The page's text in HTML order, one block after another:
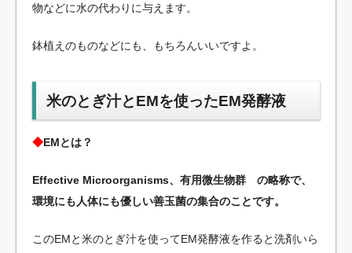
物などに水の代わりに与えます。
鉢植えのものなどにも、もちろんいいですよ。
米のとぎ汁とEMを使ったEM発酵液
◆EMとは？
Effective Microorganisms、有用微生物群 の略称で、
環境にも人体にも優しい善玉菌の集合のことです。
このEMと米のとぎ汁を使ってEM発酵液を作ると洗剤いら